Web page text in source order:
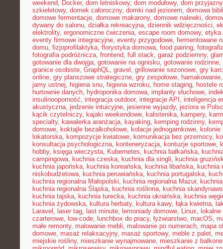
weekend, Docker, dom letniskowy, dom modułowy, dom
szkieletowy, domek całoroczny, domki nad jeziorem, domowa
domowe fermentacje, domowe makarony, domowe nalewki,
dywany do salonu, działka rekreacyjna, dziennik wdzięczności,
elektrolity, ergonomiczne ćwiczenia, escape room domowy, etyka
eventy firmowe integracyjne, eventy przygodowe, fermentowane
domu, fizjoprofilaktyka, florystyka domowa, food pairing,
fotografia podróżnicza, frontend, full stack, garaż podziemny,
gotowanie dla dwojga, gotowanie na ognisku, gotowanie rodzinne,
granice osobiste, GraphQL, gravel , grillowanie sezonowe, gry
online, gry planszowe strategiczne, gry zespołowe, hamakowanie
jamy ustnej, higiena snu, higiena wzroku, home staging, hostele
hurtownie danych, hydroponika domowa, implanty słuchowe,
insulinooporność, integracja outdoor, integracje API , inteligencja
akustyczna, jedzenie intuicyjne, jesienne wyjazdy, jeziora w
kącik czytelniczy, kajaki weekendowe, kalistenika, kampery,
specialty, kawalerka aranżacja, kayaking, kemping rodzinny,
domowe, koktajle bezalkoholowe, kolacje jednogarnkowe, kolonie
lokatorska, kompozycje kwiatowe, komunikacja bez przemocy,
konsultacja psychologiczna, konteneryzacja, kontuzje sportowe,
hobby, księga wieczysta, Kubernetes, kuchnia bałkańska,
campingowa, kuchnia czeska, kuchnia dla singli, kuchnia
kuchnia japońska, kuchnia koreańska, kuchnia libańska, kuchnia
niskobudżetowa, kuchnia peruwiańska, kuchnia portugalska,
kuchnia regionalna Małopolski, kuchnia regionalna Mazur,
kuchnia regionalna Śląska, kuchnia roślinna, kuchnia
kuchnia tajska, kuchnia turecka, kuchnia ukraińska, kuchnia
kuchnia żydowska, kultura herbaty, kultura kawy, łąka kwietna,
Laravel , laser tag, last minute, lemoniady domowe, Linux,
czarterowe, low-code, lunchbox do pracy, łyżwiarstwo, macOS,
małe remonty, malowanie mebli, malowanie po numerach, mapa
domowe, masaż relaksacyjny, masaż sportowy, meble z palet,
miejskie rośliny, mieszkanie wynajmowane, mieszkanie z